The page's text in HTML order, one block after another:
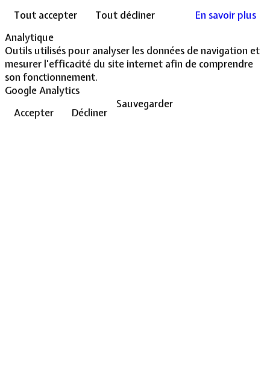
Tout accepter
Tout décliner
En savoir plus
Analytique
Outils utilisés pour analyser les données de navigation et
mesurer l'efficacité du site internet afin de comprendre
son fonctionnement.
Google Analytics
Accepter
Décliner
Sauvegarder